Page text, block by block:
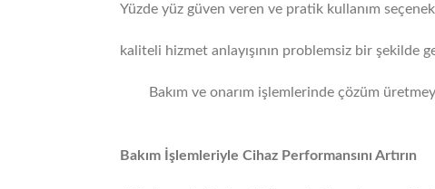
Yüzde yüz güven veren ve pratik kullanım
kaliteli hizmet anlayışının problemsiz bir şekilde
Bakım ve onarım işlemlerinde çözüm
Bakım İşlemleriyle Cihaz Performansını Artırın